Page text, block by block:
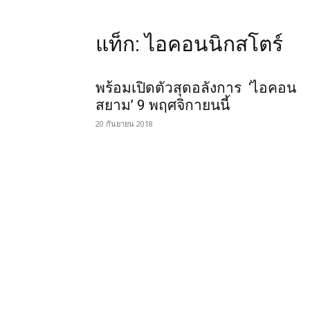
แท็ก: ไอคอนนิกสโตร์
พร้อมเปิดตัวสุดอลังการ ‘ไอคอน
สยาม’ 9 พฤศจิกายนนี้
20 กันยายน 2018